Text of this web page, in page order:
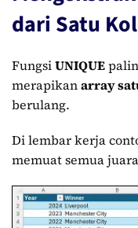
dari Satu
FungsiUNIQUE
merapikanarray
berulang.
Di lembar kerja
memuat semua